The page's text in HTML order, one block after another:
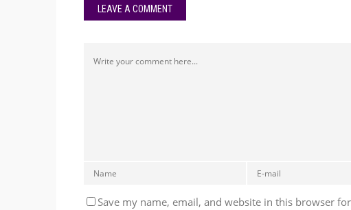
LEAVE A COMMENT
Save my name, email, and website in this browser